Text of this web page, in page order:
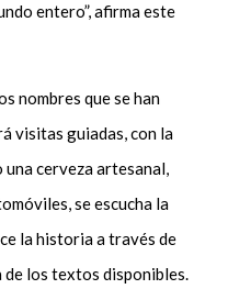
entero”, afirma este
nombres que se han
visitas guiadas, con la
una cerveza artesanal,
se escucha la
la historia a través de
los textos disponibles.